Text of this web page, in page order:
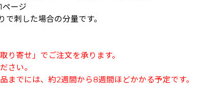
ージ
刺した場合の分量です。
り寄せ」でご注文を承ります。
さい。
までには、約2週間から8週間ほどかかる予定です。